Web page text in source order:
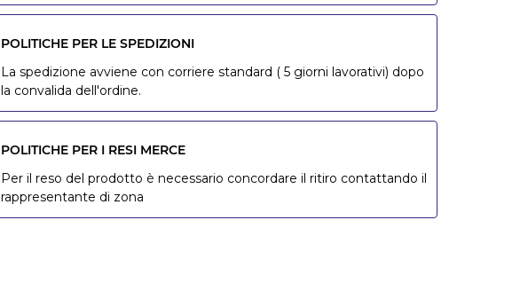
POLITICHE PER LE SPEDIZIONI
La spedizione avviene con corriere standard ( 5 giorni lavorativi) dopo
la convalida dell'ordine.
POLITICHE PER I RESI MERCE
Per il reso del prodotto è necessario concordare il ritiro contattando il
rappresentante di zona